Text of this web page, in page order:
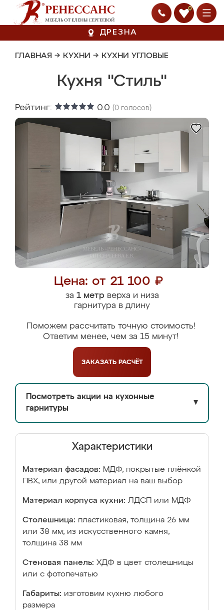
0
ДРЕЗНА
ГЛАВНАЯ → КУХНИ → КУХНИ УГЛОВЫЕ
Кухня "Стиль"
Рейтинг: 0.0 (0 голосов)
Цена: от 21 100 ₽
за 1 метрверха и низа
гарнитура в длину
Поможем рассчитать точную стоимость!
Ответим менее, чем за 15 минут!
ЗАКАЗАТЬ РАСЧЁТ
Посмотреть акции на кухонные
гарнитуры
▼
Характеристики
Материал фасадов: МДФ, покрытые плёнкой
ПВХ, или другой материал на ваш выбор
Материал корпуса кухни: ЛДСП или МДФ
Столешница: пластиковая, толщина 26 мм
или 38 мм; из искусственного камня,
толщина 38 мм
Стеновая панель: ХДФ в цвет столешницы
или с фотопечатью
Габариты: изготовим кухню любого
размера